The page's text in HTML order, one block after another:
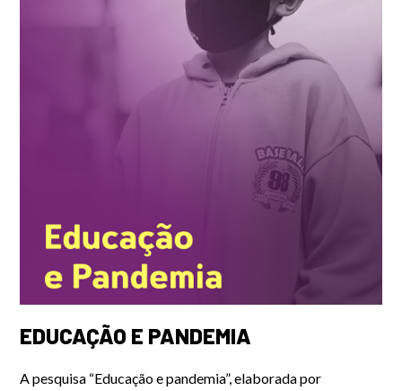
EDUCAÇÃO E PANDEMIA
A pesquisa “Educação e pandemia”, elaborada por